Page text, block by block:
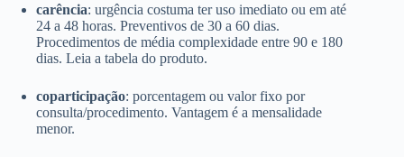
carência: urgência costuma ter uso imediato ou em até
24 a 48 horas. Preventivos de 30 a 60 dias.
Procedimentos de média complexidade entre 90 e 180
dias. Leia a tabela do produto.
coparticipação: porcentagem ou valor fixo por
consulta/procedimento. Vantagem é a mensalidade
menor.